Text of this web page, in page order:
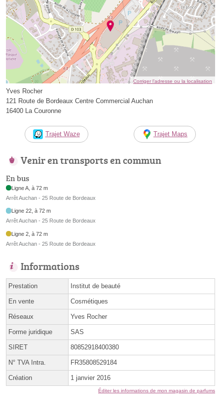
Corriger l’adresse ou la localisation
Yves Rocher
121 Route de Bordeaux Centre Commercial Auchan
16400 La Couronne
Trajet Waze Trajet Maps
Venir en transports en commun
En bus
Ligne A, à 72 m
Arrêt Auchan - 25 Route de Bordeaux
Ligne 22, à 72 m
Arrêt Auchan - 25 Route de Bordeaux
Ligne 2, à 72 m
Arrêt Auchan - 25 Route de Bordeaux
Informations
Prestation Institut de beauté
En vente Cosmétiques
Réseaux Yves Rocher
Forme juridique SAS
SIRET 80852918400380
N° TVA Intra. FR35808529184
Création 1 janvier 2016
Éditer les informations de mon magasin de parfums